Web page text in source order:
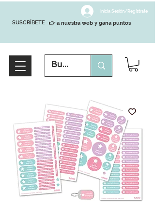
SUSCRÍBETE
Inicia Sesión/Regístrate
👉 a nuestra web y gana puntos